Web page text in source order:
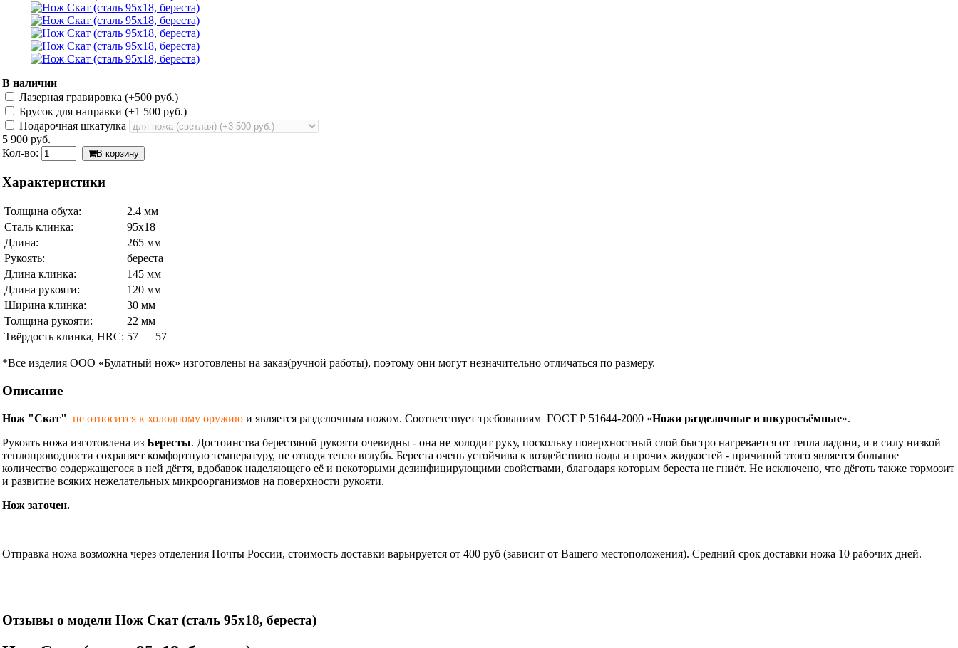
В наличии
Лазерная гравировка (+500 руб.)
Брусок для направки (+1 500 руб.)
Подарочная шкатулка
5 900 руб.
Кол-во:
В корзину
Характеристики
Толщина обуха:
2.4 мм
Сталь клинка:
95х18
Длина:
265 мм
Рукоять:
береста
Длина клинка:
145 мм
Длина рукояти:
120 мм
Ширина клинка:
30 мм
Толщина рукояти:
22 мм
Твёрдость клинка, HRC: 57 — 57
*Все изделия ООО «Булатный нож» изготовлены на заказ(ручной работы), поэтому они могут незначительно отличаться по размеру.
Описание
Нож "Скат" не относится к холодному оружию и является разделочным ножом. Соответствует требованиям ГОСТ Р 51644-2000 «Ножи разделочные и шкуросъёмные».
Рукоять ножа изготовлена из Бересты. Достоинства берестяной рукояти очевидны - она не холодит руку, поскольку поверхностный слой быстро нагревается от тепла ладони, и в силу низкой
теплопроводности сохраняет комфортную температуру, не отводя тепло вглубь. Береста очень устойчива к воздействию воды и прочих жидкостей - причиной этого является большое
количество содержащегося в ней дёгтя, вдобавок наделяющего её и некоторыми дезинфицирующими свойствами, благодаря которым береста не гниёт. Не исключено, что дёготь также тормозит
и развитие всяких нежелательных микроорганизмов на поверхности рукояти.
Нож заточен.
Отправка ножа возможна через отделения Почты России, стоимость доставки варьируется от 400 руб (зависит от Вашего местоположения). Средний срок доставки ножа 10 рабочих дней.
Отзывы о модели Нож Скат (сталь 95х18, береста)